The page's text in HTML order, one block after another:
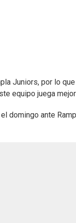
Juniors, por lo
equipo juega
domingo ante